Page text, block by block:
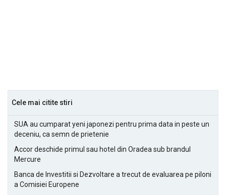
Cele mai citite stiri
SUA au cumparat yeni japonezi pentru prima data in peste un
deceniu, ca semn de prietenie
Accor deschide primul sau hotel din Oradea sub brandul
Mercure
Banca de Investitii si Dezvoltare a trecut de evaluarea pe piloni
a Comisiei Europene